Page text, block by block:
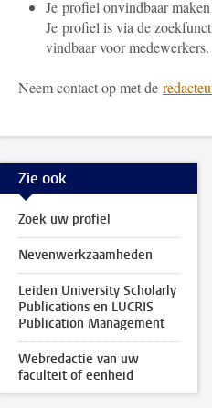
Je profiel onvindbaar
Je profiel is via de
vindbaar voor medewerkers.
Neem contact op met de
Zie ook
Zoek uw profiel
Nevenwerkzaamheden
Leiden University Scholarly
Publications en LUCRIS
Publication Management
Webredactie van uw
faculteit of eenheid